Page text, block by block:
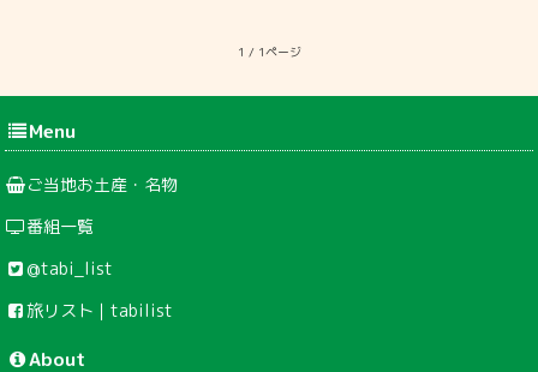
1 / 1ページ
Menu
ご当地お土産・名物
番組一覧
@tabi_list
旅リスト｜tabilist
About